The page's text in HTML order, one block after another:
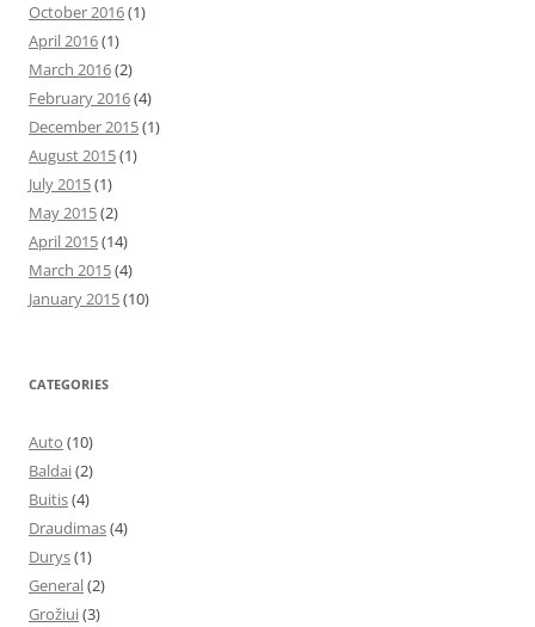
October 2016(1)
April 2016(1)
March 2016(2)
February 2016(4)
December 2015(1)
August 2015(1)
July 2015(1)
May 2015(2)
April 2015(14)
March 2015(4)
January 2015(10)
CATEGORIES
Auto (10)
Baldai(2)
Buitis(4)
Draudimas(4)
Durys(1)
General(2)
Grožiui(3)